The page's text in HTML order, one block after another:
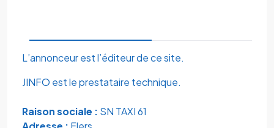
L’annonceur est l’éditeur de ce site.
JINFO est le prestataire technique.
Raison sociale : SN TAXI 61